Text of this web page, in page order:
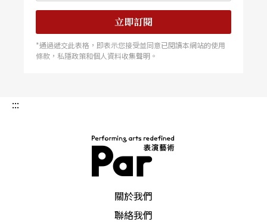
立即訂閱
*通過遞交此表格，即表示您接受並同意已閱讀本網站的使用
條款，私隱政策和個人資料收集聲明。
:::
關於我們
聯絡我們